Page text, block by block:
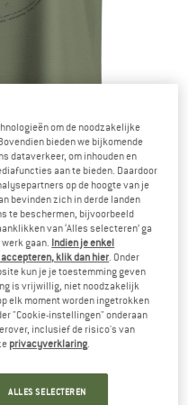
Opent in een
om de noodzakelijke
bieden we bijkomende
dataverkeer, om inhouden en
aan te bieden. Daardoor
op de hoogte van je
bevinden zich in derde landen
te beschermen, bijvoorbeeld
van ‘Alles selecteren’ ga
gaan. Indien je enkel
klik dan hier. Onder
kun je je toestemming geven
is vrijwillig, niet noodzakelijk
elk moment worden ingetrokken
"Cookie-instellingen" onderaan
inclusief de risico's van
privacyverklaring.
ALLES SELECTEREN